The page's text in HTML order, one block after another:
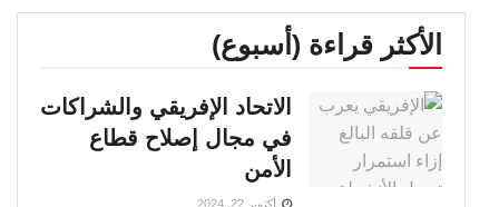
الأكثر قراءة (أسبوع)
الاتحاد الإفريقي والشراكات
في مجال إصلاح قطاع
الأمن
أكتوبر 22, 2024